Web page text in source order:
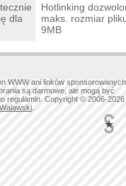
dla
Hotlinking
maks. rozmiar
9MB
WWW ani linków sponsorowanych
są darmowe, ale mogą być
regulamin. Copyright © 2006-2026